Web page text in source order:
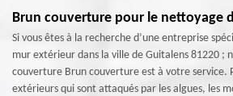
Brun couverture pour le nettoyage
Si vous êtes à la recherche d’une entreprise
mur extérieur dans la ville de Guitalens 81220 ;
couverture Brun couverture est à votre service.
extérieurs qui sont attaqués par les algues, les